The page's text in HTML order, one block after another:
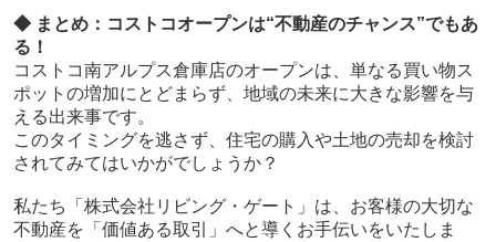
◆ まとめ：コストコオープンは“不動産のチャンス”でもあ
る！
コストコ南アルプス倉庫店のオープンは、単なる買い物ス
ポットの増加にとどまらず、地域の未来に大きな影響を与
える出来事です。
このタイミングを逃さず、住宅の購入や土地の売却を検討
されてみてはいかがでしょうか？
私たち「株式会社リビング・ゲート」は、お客様の大切な
不動産を「価値ある取引」へと導くお手伝いをいたしま